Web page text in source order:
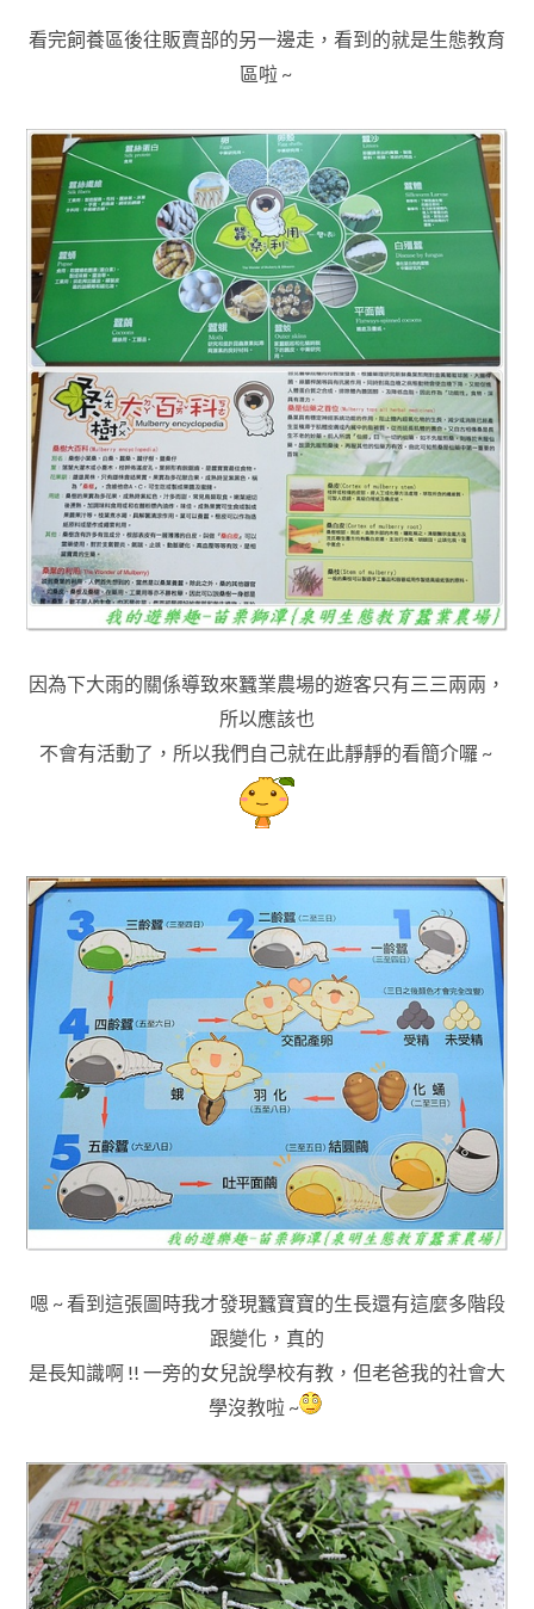
看完飼養區後往販賣部的另一邊走，看到的就是生態教育
區啦 ~
因為下大雨的關係導致來蠶業農場的遊客只有三三兩兩 ，
所以應該也
不會有活動了，所以我們自己就在此靜靜的看簡介囉 ~
嗯 ~ 看到這張圖時我才發現蠶寶寶的生長還有這麼多階段
跟變化 ，真的
是長知識啊 !! 一旁的女兒說學校有教 ，但老爸我的社會大
學沒教啦 ~